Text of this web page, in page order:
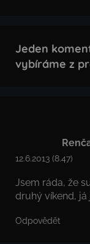
Jeden
vybíráme z
12.6.2013 (8.47)
Jsem ráda, že
druhý víkend,
Odpovědět